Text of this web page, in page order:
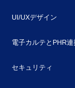
UI/UXデザイン
電子カルテとPHR連
セキュリティ